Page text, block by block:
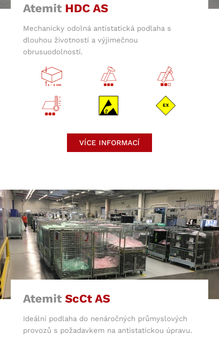
Atemit HDC AS
Mechanicky odolná antistatická podlaha s
dlouhou životností a výjimečnou
obrusuodolností.
VÍCE INFORMACÍ
Atemit ScCt AS
Ideální podlaha do nenáročných průmyslových
provozů s požadavkem na antistatickou úpravu.